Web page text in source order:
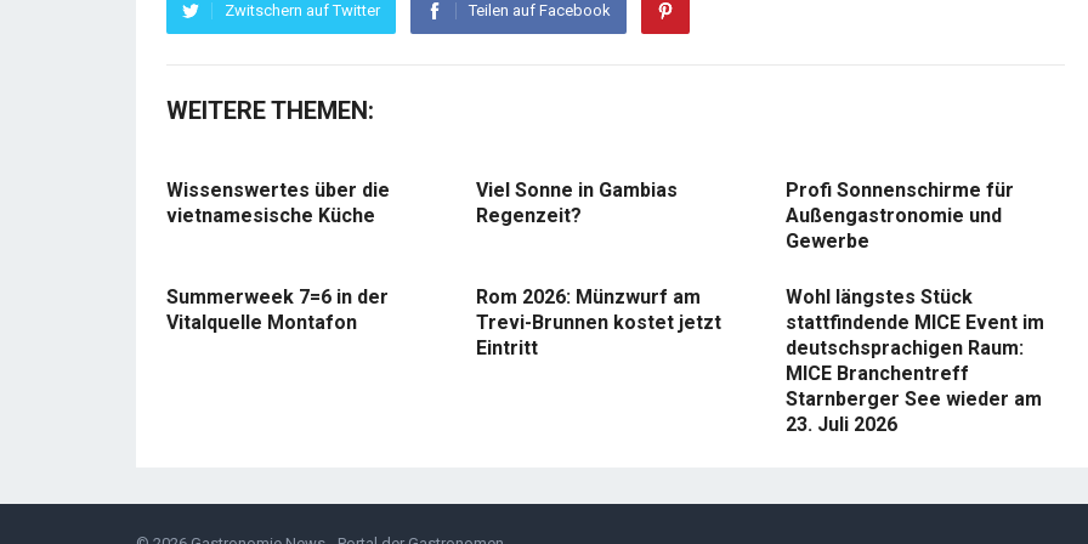
Zwitschern auf Twitter Teilen auf Facebook
WEITERE THEMEN:
Wissenswertes über die
vietnamesische Küche
Viel Sonne in Gambias
Regenzeit?
Profi Sonnenschirme für
Außengastronomie und
Gewerbe
Summerweek 7=6 in der
Vitalquelle Montafon
Rom 2026: Münzwurf am
Trevi-Brunnen kostet jetzt
Eintritt
Wohl längstes Stück
stattfindende MICE Event im
deutschsprachigen Raum:
MICE Branchentreff
Starnberger See wieder am
23. Juli 2026